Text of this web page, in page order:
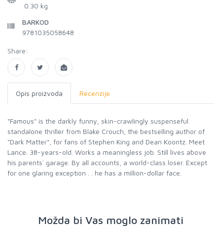
0.30 kg
BARKOD
9781035058648
Share:
Opis proizvoda Recenzije
"Famous" is the darkly funny, skin-crawlingly suspenseful
standalone thriller from Blake Crouch, the bestselling author of
"Dark Matter", for fans of Stephen King and Dean Koontz. Meet
Lance. 38-years-old. Works a meaningless job. Still lives above
his parents` garage. By all accounts, a world-class loser. Except
for one glaring exception . . he has a million-dollar face.
Možda bi Vas moglo zanimati